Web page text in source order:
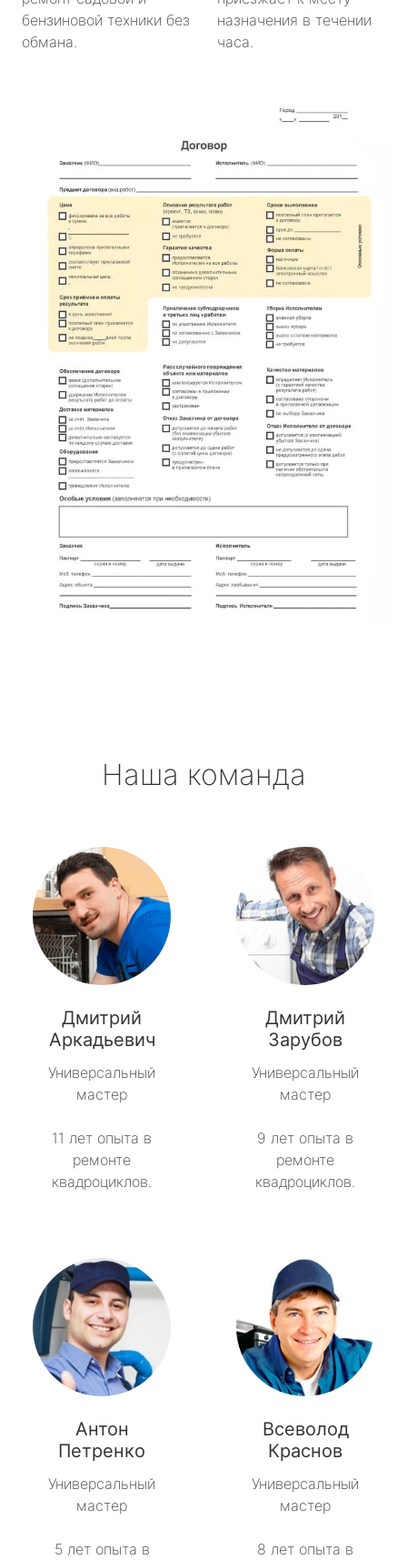
бензиновой техники без
обмана.
назначения в течении
часа.
Наша команда
Дмитрий
Аркадьевич
Универсальный
мастер
11 лет опыта в
ремонте
квадроциклов.
Дмитрий
Зарубов
Универсальный
мастер
9 лет опыта в
ремонте
квадроциклов.
Антон
Петренко
Универсальный
мастер
5 лет опыта в
Всеволод
Краснов
Универсальный
мастер
8 лет опыта в